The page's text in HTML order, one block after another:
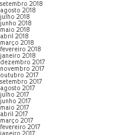
setembro 2018
agosto 2018
julho 2018
junho 2018
maio 2018
abril 2018
março 2018
fevereiro 2018
janeiro 2018
dezembro 2017
novembro 2017
outubro 2017
setembro 2017
agosto 2017
julho 2017
junho 2017
maio 2017
abril 2017
março 2017
fevereiro 2017